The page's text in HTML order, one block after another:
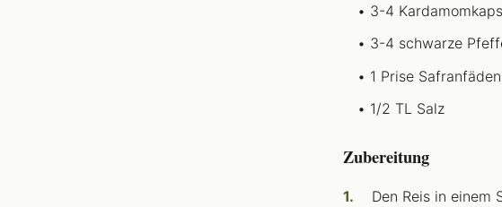
3-4
3-4 schwarze
1 Prise
1/2 TL Salz
Zubereitung
Den Reis in einem